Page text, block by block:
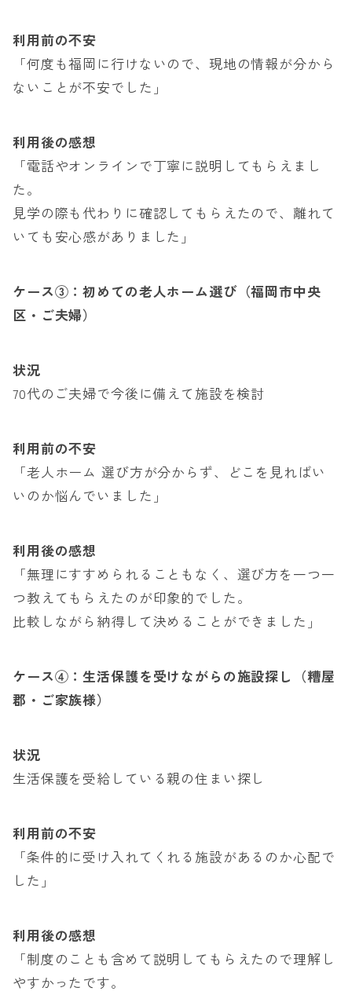
利用前の不安
「何度も福岡に行けないので、現地の情報が分から
ないことが不安でした」
利用後の感想
「電話やオンラインで丁寧に説明してもらえまし
た。
見学の際も代わりに確認してもらえたので、離れて
いても安心感がありました」
ケース③：初めての老人ホーム選び（福岡市中央
区・ご夫婦）
状況
70代のご夫婦で今後に備えて施設を検討
利用前の不安
「老人ホーム 選び方が分からず、どこを見ればい
いのか悩んでいました」
利用後の感想
「無理にすすめられることもなく、選び方を一つ一
つ教えてもらえたのが印象的でした。
比較しながら納得して決めることができました」
ケース④：生活保護を受けながらの施設探し（糟屋
郡・ご家族様）
状況
生活保護を受給している親の住まい探し
利用前の不安
「条件的に受け入れてくれる施設があるのか心配で
した」
利用後の感想
「制度のことも含めて説明してもらえたので理解し
やすかったです。